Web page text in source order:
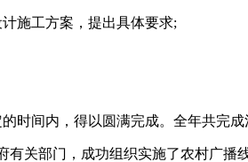
施工方案，提出具体要求;
间内，得以圆满完成。全年共完成
关部门，成功组织实施了农村广